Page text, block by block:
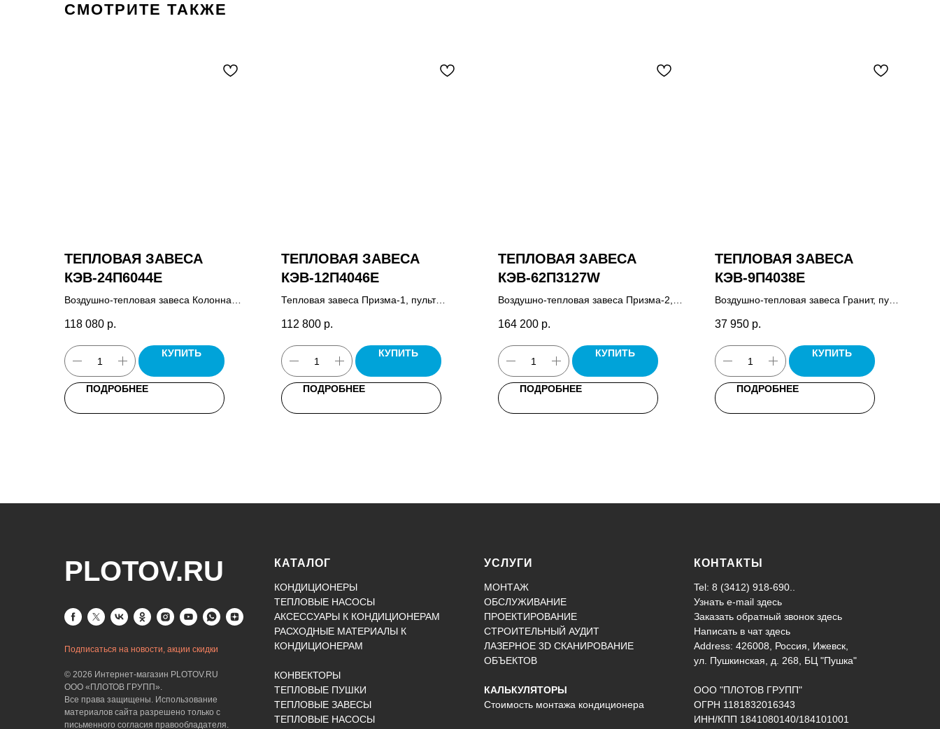
СМОТРИТЕ ТАКЖЕ
ТЕПЛОВАЯ ЗАВЕСА
КЭВ-24П6044E
Воздушно-тепловая завеса Колонна
кабель управления 7x0,5, паспорт.
118 080 р.
КУПИТЬ
ПОДРОБНЕЕ
ТЕПЛОВАЯ ЗАВЕСА
КЭВ-12П4046Е
Тепловая завеса Призма-1, пульт
112 800 р.
КУПИТЬ
ПОДРОБНЕЕ
ТЕПЛОВАЯ ЗАВЕСА
КЭВ-62П3127W
Воздушно-тепловая завеса Призма-2,
паспорт.
164 200 р.
КУПИТЬ
ПОДРОБНЕЕ
ТЕПЛОВАЯ ЗАВЕСА
КЭВ-9П4038Е
Воздушно-тепловая завеса Гранит, пульт
зависимости от корпуса, комплект
крепежных кронштейнов, паспорт.
37 950 р.
КУПИТЬ
ПОДРОБНЕЕ
PLOTOV.RU
Подписаться на новости, акции скидки
© 2026 Интернет-магазин PLOTOV.RU
ООО «ПЛОТОВ ГРУПП».
Все права защищены. Использование
материалов сайта разрешено только с
письменного согласия правообладателя.
КАТАЛОГ
КОНДИЦИОНЕРЫ
ТЕПЛОВЫЕ НАСОСЫ
АКСЕССУАРЫ К КОНДИЦИОНЕРАМ
РАСХОДНЫЕ МАТЕРИАЛЫ К
КОНДИЦИОНЕРАМ
КОНВЕКТОРЫ
ТЕПЛОВЫЕ ПУШКИ
ТЕПЛОВЫЕ ЗАВЕСЫ
ТЕПЛОВЫЕ НАСОСЫ
УСЛУГИ
МОНТАЖ
ОБСЛУЖИВАНИЕ
ПРОЕКТИРОВАНИЕ
СТРОИТЕЛЬНЫЙ АУДИТ
ЛАЗЕРНОЕ 3D СКАНИРОВАНИЕ
ОБЪЕКТОВ
КАЛЬКУЛЯТОРЫ
Стоимость монтажа кондиционера
КОНТАКТЫ
Tel: 8 (3412) 918-690..
Узнать e-mail здесь
Заказать обратный звонок здесь
Написать в чатздесь
Address: 426008, Россия, Ижевск,
ул. Пушкинская, д. 268, БЦ "Пушка"
ООО "ПЛОТОВ ГРУПП"
ОГРН 1181832016343
ИНН/КПП 1841080140/184101001